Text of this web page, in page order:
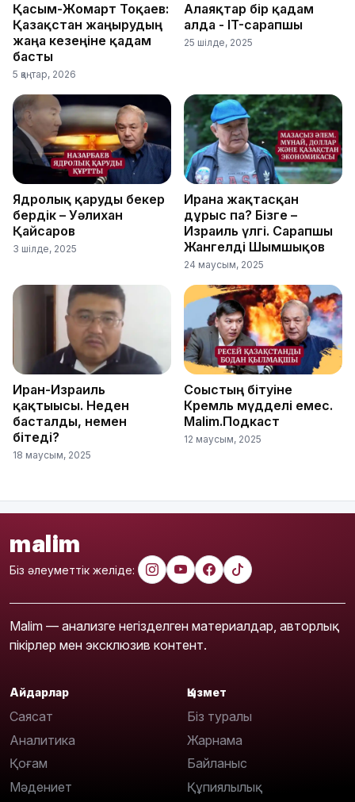
Қасым-Жомарт Тоқаев:
Қазақстан жаңғырудың
жаңа кезеңіне қадам
басты
5 қаңтар, 2026
Алаяқтар бір қадам
алда - IT-сарапшы
25 шілде, 2025
Ядролық қаруды бекер
бердік – Уәлихан
Қайсаров
3 шілде, 2025
Иранға жақтасқан
дұрыс па? Бізге –
Израиль үлгі. Сарапшы
Жангелді Шымшықов
24 маусым, 2025
Иран-Израиль
қақтығысы. Неден
басталды, немен
бітеді?
18 маусым, 2025
Соғыстың бітуіне
Кремль мүдделі емес.
Malim.Подкаст
12 маусым, 2025
malim
Біз әлеуметтік желіде:
Malim — анализге негізделген материалдар, авторлық
пікірлер мен эксклюзив контент.
Айдарлар
Саясат
Аналитика
Қоғам
Мәдениет
Қызмет
Біз туралы
Жарнама
Байланыс
Құпиялылық